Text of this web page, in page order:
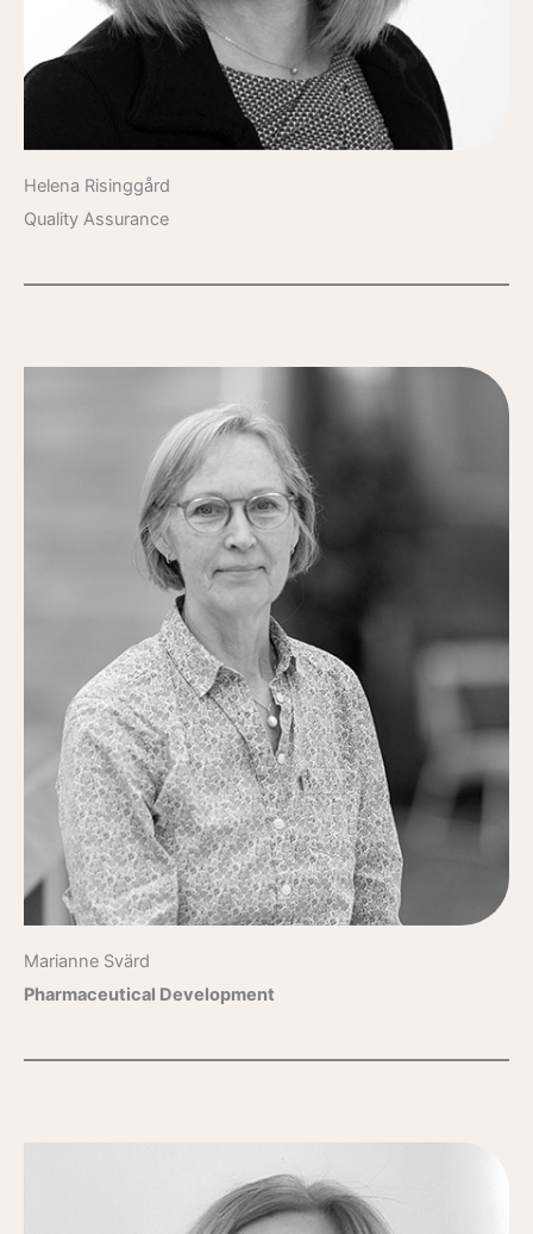
Helena Risinggård
Quality Assurance
Marianne Svärd
Pharmaceutical Development